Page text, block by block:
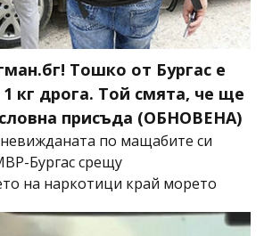
Тошко от Бургас е
1 кг дрога. Той смята, че ще
присъда (ОБНОВЕНА)
по мащабите си
Бургас срещу
на наркотици край морето